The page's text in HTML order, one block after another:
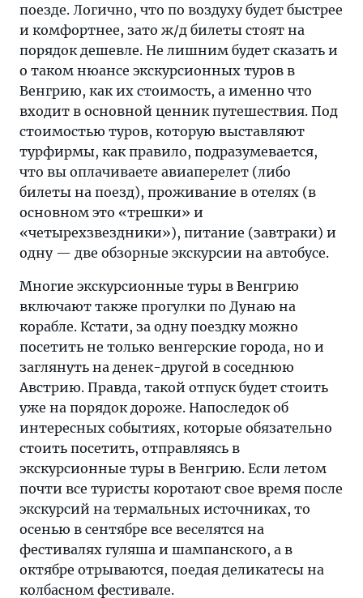
поезде. Логично, что по воздуху будет быстрее
и комфортнее, зато ж/д билеты стоят на
порядок дешевле. Не лишним будет сказать и
о таком нюансе экскурсионных туров в
Венгрию, как их стоимость, а именно что
входит в основной ценник путешествия. Под
стоимостью туров, которую выставляют
турфирмы, как правило, подразумевается,
что вы оплачиваете авиаперелет (либо
билеты на поезд), проживание в отелях (в
основном это «трешки» и
«четырехзвездники»), питание (завтраки) и
одну — две обзорные экскурсии на автобусе.
Многие экскурсионные туры в Венгрию
включают также прогулки по Дунаю на
корабле. Кстати, за одну поездку можно
посетить не только венгерские города, но и
заглянуть на денек-другой в соседнюю
Австрию. Правда, такой отпуск будет стоить
уже на порядок дороже. Напоследок об
интересных событиях, которые обязательно
стоить посетить, отправляясь в
экскурсионные туры в Венгрию. Если летом
почти все туристы коротают свое время после
экскурсий на термальных источниках, то
осенью в сентябре все веселятся на
фестивалях гуляша и шампанского, а в
октябре отрываются, поедая деликатесы на
колбасном фестивале.